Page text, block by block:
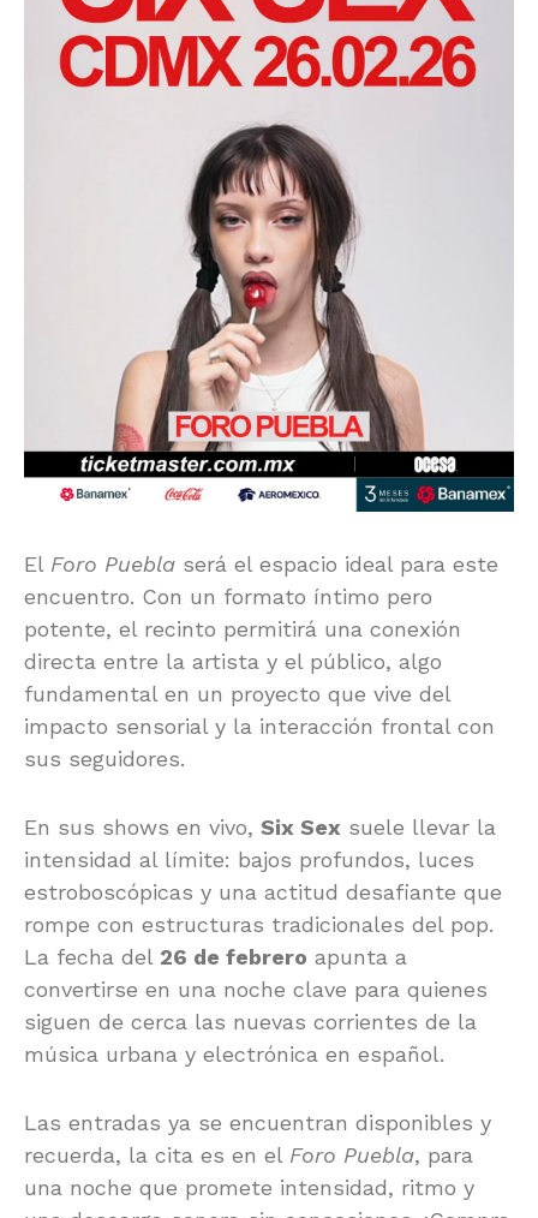
El Foro Puebla será el espacio ideal para este
encuentro. Con un formato íntimo pero
potente, el recinto permitirá una conexión
directa entre la artista y el público, algo
fundamental en un proyecto que vive del
impacto sensorial y la interacción frontal con
sus seguidores.
En sus shows en vivo, Six Sex suele llevar la
intensidad al límite: bajos profundos, luces
estroboscópicas y una actitud desafiante que
rompe con estructuras tradicionales del pop.
La fecha del 26 de febrero apunta a
convertirse en una noche clave para quienes
siguen de cerca las nuevas corrientes de la
música urbana y electrónica en español.
Las entradas ya se encuentran disponibles y
recuerda, la cita es en el Foro Puebla, para
una noche que promete intensidad, ritmo y